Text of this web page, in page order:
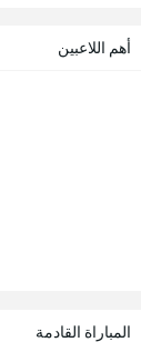
المباراة القادمة
أهم اللاعبين